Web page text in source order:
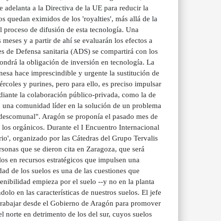
a la Directiva de la UE para reducir la
quedan eximidos de los 'royalties', más allá de la
de difusión de esta tecnología. Una
y a partir de ahí se evaluarán los efectos a
de Defensa sanitaria (ADS) se compartirá con los
la obligación de inversión en tecnología. La
hace imprescindible y urgente la sustitución de
y purines, pero para ello, es preciso impulsar
la colaboración público-privada, como la de
comunidad líder en la solución de un problema
Aragón se proponía el pasado mes de
orgánicos. Durante el I Encuentro Internacional
organizado por las Cátedras del Grupo Tervalis
que se dieron cita en Zaragoza, que será
en recursos estratégicos que impulsen una
de los suelos es una de las cuestiones que
empieza por el suelo --y no en la planta
en las características de nuestros suelos. El jefe
desde el Gobierno de Aragón para promover
en detrimento de los del sur, cuyos suelos